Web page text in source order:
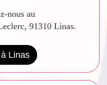
nous au
91310 Linas.
Linas